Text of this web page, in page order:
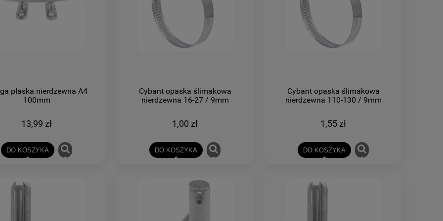
płaska nierdzewna A4
100mm
13,99 zł
DO KOSZYKA
Cybant opaska ślimakowa
nierdzewna 16-27 / 9mm
1,00 zł
DO KOSZYKA
Cybant opaska ślimakowa
nierdzewna 110-130 / 9mm
1,55 zł
DO KOSZYKA